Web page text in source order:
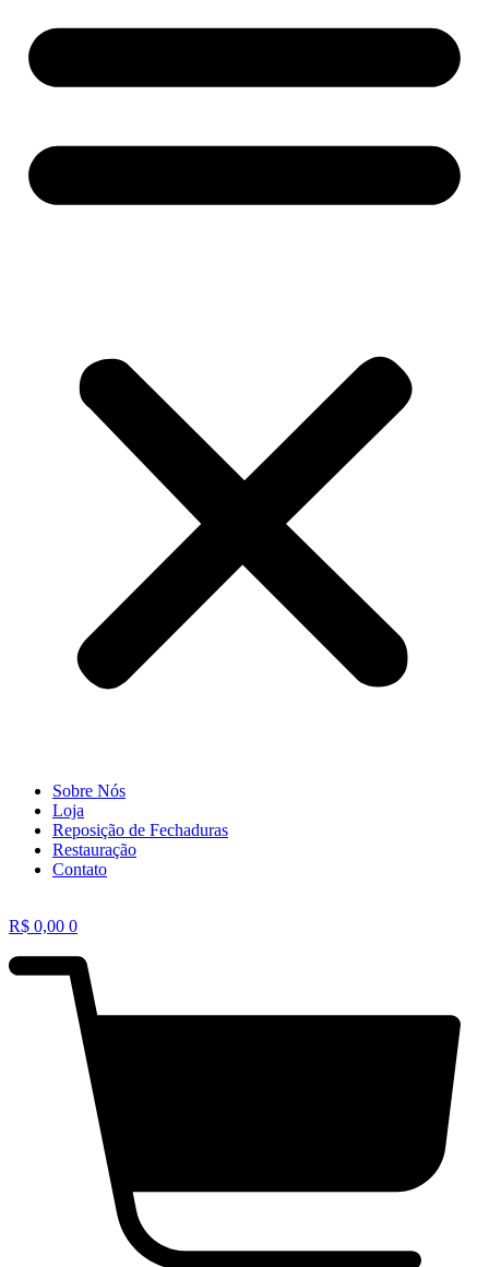
Sobre Nós
Loja
Reposição de Fechaduras
Restauração
Contato
R$ 0,00 0